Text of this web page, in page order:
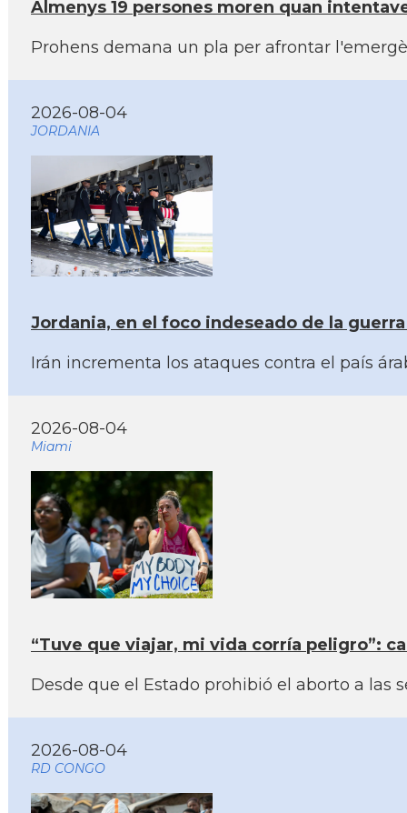
Almenys 19 persones moren quan
Prohens demana un pla per afrontar
2026-08-04
JORDANIA
Jordania, en el foco indeseado de la
Irán incrementa los ataques contra el país
2026-08-04
Miami
“Tuve que viajar, mi vida corría peligro”:
Desde que el Estado prohibió el aborto a las
2026-08-04
RD CONGO